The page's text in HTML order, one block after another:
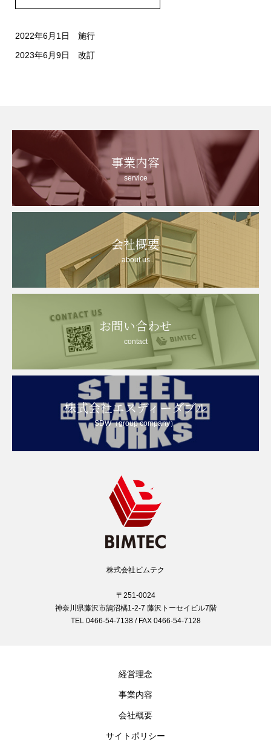
2022年6月1日 施行
2023年6月9日 改訂
事業内容
service
会社概要
about us
お問い合わせ
contact
株式会社エスディーダブル
SDW（group company）
株式会社ビムテク
〒251-0024
神奈川県藤沢市鵠沼橘1-2-7 藤沢トーセイビル7階
TEL 0466-54-7138 / FAX 0466-54-7128
経営理念
事業内容
会社概要
サイトポリシー